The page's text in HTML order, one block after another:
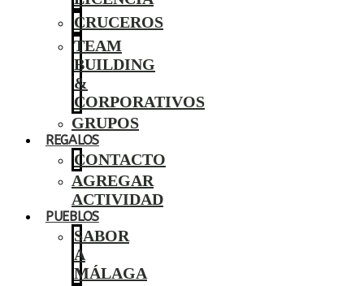
CRUCEROS
TEAM
BUILDING
&
CORPORATIVOS
GRUPOS
REGALOS
CONTACTO
AGREGAR
ACTIVIDAD
PUEBLOS
SABOR
A
MÁLAGA